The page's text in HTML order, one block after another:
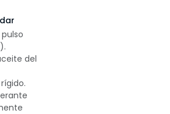
del